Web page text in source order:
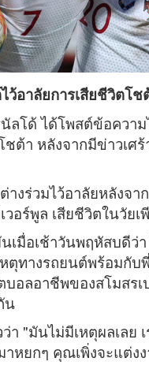
ว้อาลัยการเสียชีวิตโช
ลโด้ ได้โพสต์ข้อควา
ต้า หลังจากมีข่าวเศร้
างร่วมไว้อาลัยหลังจา
อร์พูล เสียชีวิตในวัยเ
เมื่อเช้าวันพฤหัสบดีว่า
ตุทางรถยนต์พร้อมกับ
อลอาชีพของสโมสรเ
น
า "มันไม่มีเหตุผลเลย
หยกๆ คุณเพิ่งจะแต่ง